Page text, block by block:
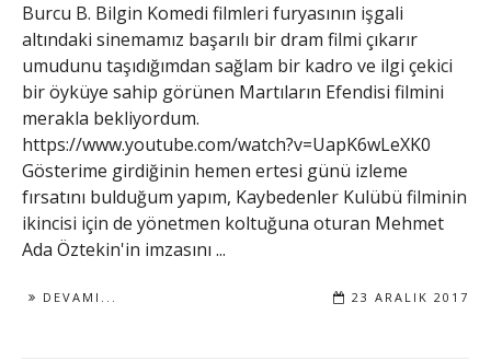
Burcu B. Bilgin Komedi filmleri furyasının işgali
altındaki sinemamız başarılı bir dram filmi çıkarır
umudunu taşıdığımdan sağlam bir kadro ve ilgi çekici
bir öyküye sahip görünen Martıların Efendisi filmini
merakla bekliyordum.
https://www.youtube.com/watch?v=UapK6wLeXK0
Gösterime girdiğinin hemen ertesi günü izleme
fırsatını bulduğum yapım, Kaybedenler Kulübü filminin
ikincisi için de yönetmen koltuğuna oturan Mehmet
Ada Öztekin'in imzasını ...
DEVAMI... 23 ARALIK 2017